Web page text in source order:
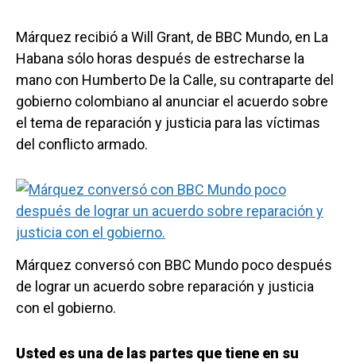
Márquez recibió a Will Grant, de BBC Mundo, en La
Habana sólo horas después de estrecharse la
mano con Humberto De la Calle, su contraparte del
gobierno colombiano al anunciar el acuerdo sobre
el tema de reparación y justicia para las víctimas
del conflicto armado.
Márquez conversó con BBC Mundo poco después
de lograr un acuerdo sobre reparación y justicia
con el gobierno.
Usted es una de las partes que tiene en su